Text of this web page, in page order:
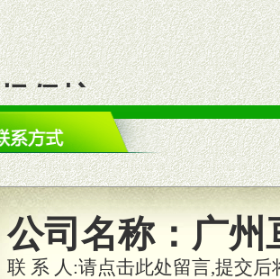
保护
市场价格；建立全
独家经营；建立区
。
公司名称： 广州
联 系 人:请点击此处留言,提交